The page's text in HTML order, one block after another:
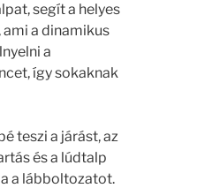
segít a helyes
a dinamikus
a
így sokaknak
teszi a járást, az
és a lúdtalp
a lábboltozatot.